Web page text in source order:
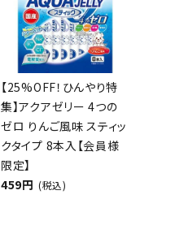
【25%OFF！ひんやり特
集】アクアゼリー 4つの
ゼロ りんご風味 スティッ
クタイプ 8本入【会員様
限定】
459円 (税込)